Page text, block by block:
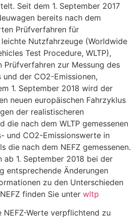
Seit dem 1. September 2017
bereits nach dem
Prüfverfahren für
Nutzfahrzeuge (Worldwide
Test Procedure, WLTP),
Prüfverfahren zur Messung des
der CO2-Emissionen,
1. September 2018 wird der
neuen europäischen Fahrzyklus
der realistischeren
die nach dem WLTP gemessenen
und CO2-Emissionswerte in
die nach dem NEFZ gemessenen.
ab 1. September 2018 bei der
entsprechende Änderungen
zu den Unterschieden
finden Sie unter wltp
Werte verpflichtend zu